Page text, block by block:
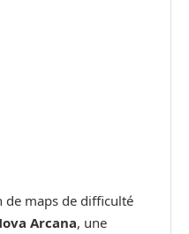
de maps de difficulté
Arcana, une